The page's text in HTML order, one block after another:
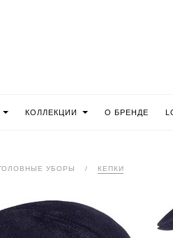
КОЛЛЕКЦИИ О БРЕНДЕ
УБОРЫ / КЕПКИ